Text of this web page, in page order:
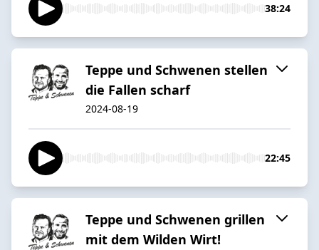
38:24
Teppe und Schwenen stellen
die Fallen scharf
2024-08-19
22:45
Teppe und Schwenen grillen
mit dem Wilden Wirt!